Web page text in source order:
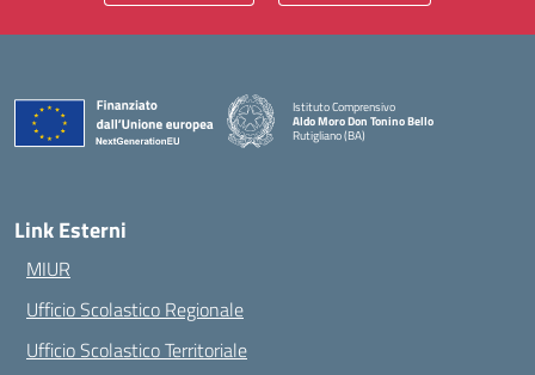
Istituto Comprensivo
Aldo Moro Don Tonino Bello
Rutigliano (BA)
— Visita la pagina iniziale della scuola
Link Esterni
MIUR
Ufficio Scolastico Regionale
Ufficio Scolastico Territoriale